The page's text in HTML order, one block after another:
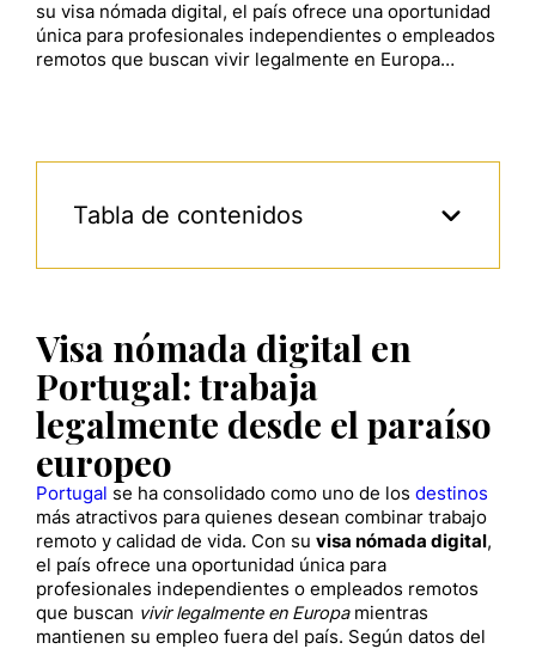
su visa nómada digital, el país ofrece una oportunidad
única para profesionales independientes o empleados
remotos que buscan vivir legalmente en Europa…
Tabla de contenidos
Visa nómada digital en
Portugal: trabaja
legalmente desde el paraíso
europeo
Portugal se ha consolidado como uno de los destinos
más atractivos para quienes desean combinar trabajo
remoto y calidad de vida. Con su visa nómada digital,
el país ofrece una oportunidad única para
profesionales independientes o empleados remotos
que buscan vivir legalmente en Europamientras
mantienen su empleo fuera del país. Según datos del